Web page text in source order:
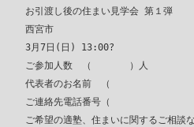
お引渡し後の住まい見学会 第１弾
西宮市
3月7日(日) 13:00?
ご参加人数　（　　　　）人
代表者のお名前　（　　　　　　　　　
ご連絡先電話番号（　　　　　　　　　
ご希望の適塾、住まいに関するご相談